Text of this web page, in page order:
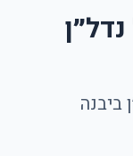
ביבנה